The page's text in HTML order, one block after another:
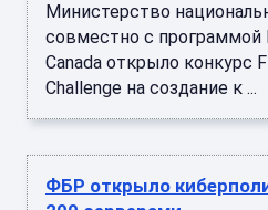
Министерство
совместно с программой
Canada открыло конкурс
Challenge на создание к ...
ФБР открыло